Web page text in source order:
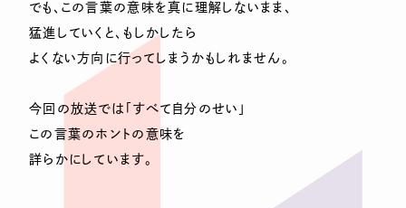
でも、この言葉の意味を真に理解しないまま、
猛進していくと、もしかしたら
よくない方向に行ってしまうかもしれません。
今回の放送では「すべて自分のせい」
この言葉のホントの意味を
詳らかにしています。